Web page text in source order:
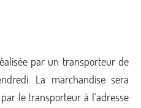
par un transporteur de
La marchandise sera
le transporteur à l'adresse